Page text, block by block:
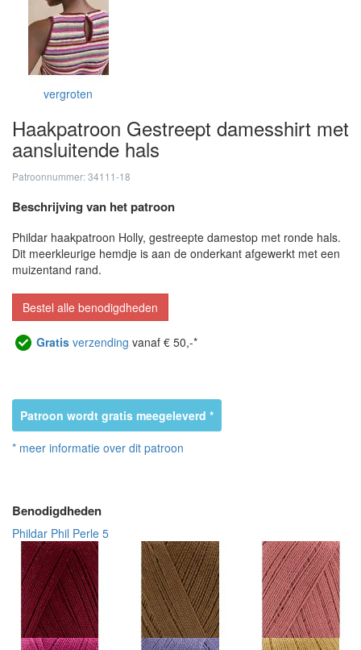
vergroten
Haakpatroon Gestreept damesshirt met
aansluitende hals
Patroonnummer: 34111-18
Beschrijving van het patroon
Phildar haakpatroon Holly, gestreepte damestop met ronde hals.
Dit meerkleurige hemdje is aan de onderkant afgewerkt met een
muizentand rand.
Bestel alle benodigdheden
Gratis verzending vanaf € 50,-*
Patroon wordt gratis meegeleverd *
* meer informatie over dit patroon
Benodigdheden
Phildar Phil Perle 5